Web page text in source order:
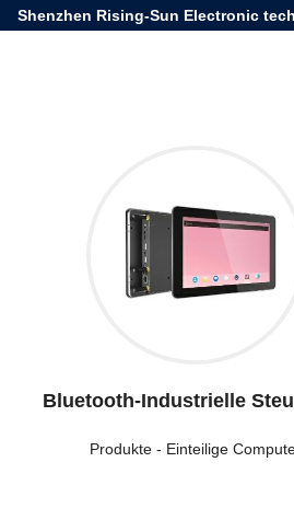
Shenzhen Rising-Sun Electronic
Bluetooth-Industrielle
Produkte - Einteilige